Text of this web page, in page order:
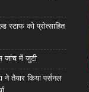
स्टाफ को प्रोत्साहित
जांच में जुटी
तैयार किया पर्सनल